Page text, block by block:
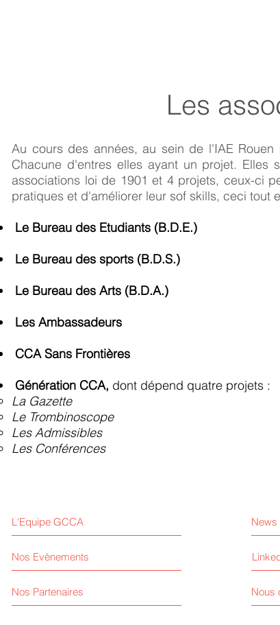
Les
Au cours des années, au sein de l'IAE
Chacune d'entres elles ayant un projet.
associations loi de 1901 et 4 projets, ceux-ci
pratiques et d'améliorer leur sof skills, ceci tout
Le Bureau des Etudiants (B.D.E.)
Le Bureau des sports (B.D.S.)
Le Bureau des Arts (B.D.A.)
Les Ambassadeurs
CCA Sans Frontières
Génération CCA, dont dépend quatre projets :
La Gazette
Le Trombinoscope
Les Admissibles
Les Conférences
L'Equipe GCCA
Nos Evènements
Nos Partenaires
News
Nous